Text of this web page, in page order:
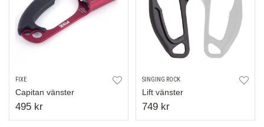
FIXE
Capitan vänster
495 kr
SINGING ROCK
Lift vänster
749 kr